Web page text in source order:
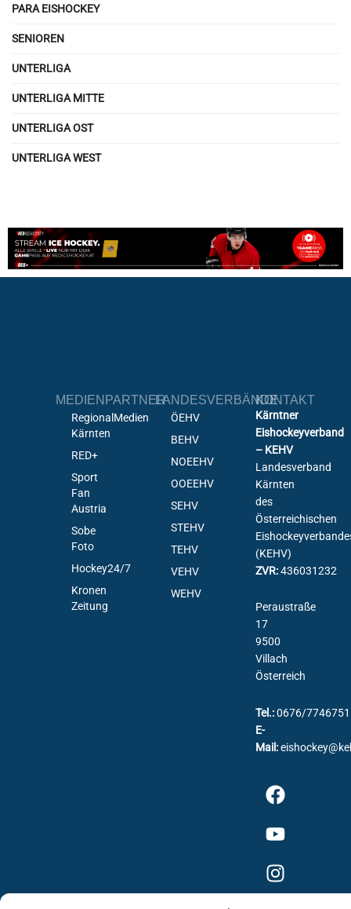
PARA EISHOCKEY
SENIOREN
UNTERLIGA
UNTERLIGA MITTE
UNTERLIGA OST
UNTERLIGA WEST
MEDIENPARTNER
RegionalMedien
Kärnten
RED+
Sport
Fan
Austria
Sobe
Foto
Hockey24/7
Kronen
Zeitung
LANDESVERBÄNDE
ÖEHV
BEHV
NOEEHV
OOEEHV
SEHV
STEHV
TEHV
VEHV
WEHV
KONTAKT
Kärntner
Eishockeyverband
– KEHV
Landesverband
Kärnten
des
Österreichischen
(KEHV)
ZVR:436031232
Peraustraße
17
9500
Villach
Österreich
Tel.:0676/7746751
E-
Mail: